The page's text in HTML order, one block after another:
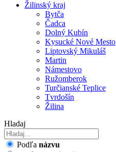
Žilinský kraj
Bytča
Čadca
Dolný Kubín
Kysucké Nové Mesto
Liptovský Mikuláš
Martin
Námestovo
Ružomberok
Turčianské Teplice
Tvrdošín
Žilina
Hladaj
Podľa názvu